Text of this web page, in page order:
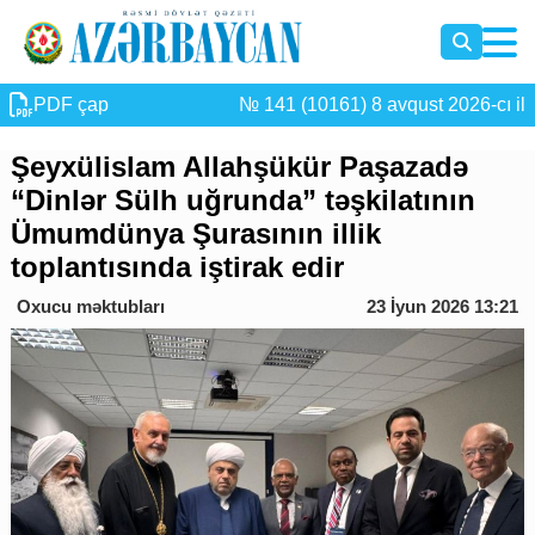
PDF çap № 141 (10161) 8 avqust 2026-cı il
Şeyxülislam Allahşükür Paşazadə
“Dinlər Sülh uğrunda” təşkilatının
Ümumdünya Şurasının illik
toplantısında iştirak edir
Oxucu məktubları 23 İyun 2026 13:21